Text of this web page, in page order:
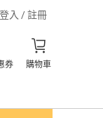
登入 / 註冊
券 購物車